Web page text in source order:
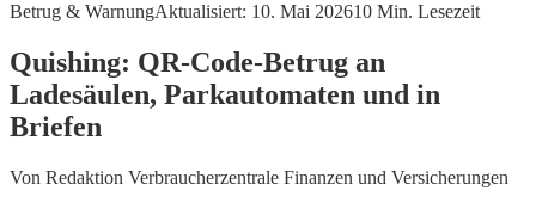
Betrug & WarnungAktualisiert: 10. Mai 202610 Min. Lesezeit
Quishing: QR-Code-Betrug an
Ladesäulen, Parkautomaten und in
Briefen
Von Redaktion Verbraucherzentrale Finanzen und Versicherungen